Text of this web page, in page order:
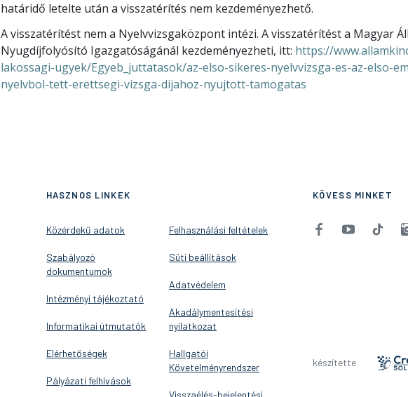
határidő letelte után a visszatérítés nem kezdeményezhető.
A visszatérítést nem a Nyelvvizsgaközpont intézi. A visszatérítést a Magyar
Nyugdíjfolyósító Igazgatóságánál kezdeményezheti, itt: https://
lakossagi-ugyek/Egyeb_juttatasok/az-elso-sikeres-nyelvvizsga-es-az-elso-
nyelvbol-tett-erettsegi-vizsga-dijahoz-nyujtott-tamogatas
HASZNOS LINKEK
Közérdekű adatok
Szabályozó
dokumentumok
Intézményi tájékoztató
Informatikai útmutatók
Elérhetőségek
Pályázati felhívások
Felhasználási feltételek
Süti beállítások
Adatvédelem
Akadálymentesítési
nyilatkozat
Hallgatói
Követelményrendszer
Visszaélés-bejelentési
KÖVESS MINKET
készítette